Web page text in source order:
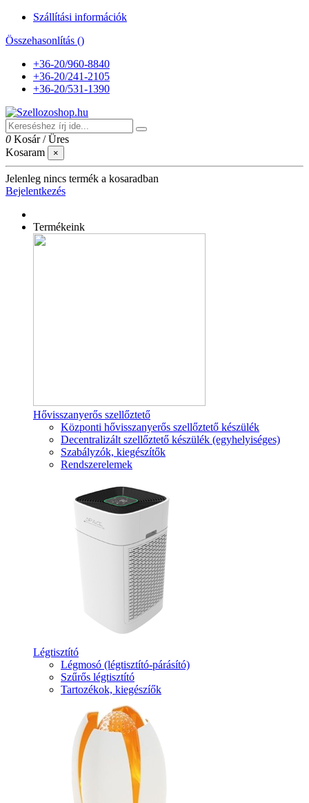
Szállítási információk
Összehasonlítás ()
+36-20/960-8840
+36-20/241-2105
+36-20/531-1390
0 Kosár /Üres
Kosaram
×
Jelenleg nincs termék a kosaradban
Bejelentkezés
Termékeink
Hővisszanyerős szellőztető
Központi hővisszanyerős szellőztető készülék
Decentralizált szellőztető készülék (egyhelyiséges)
Szabályzók, kiegészítők
Rendszerelemek
Légtisztító
Légmosó (légtisztító-párásító)
Szűrős légtisztító
Tartozékok, kiegészíők